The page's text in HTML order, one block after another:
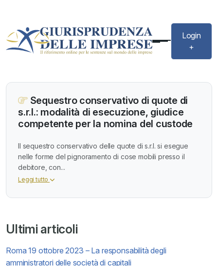
Login
+
Ultimi articoli
Roma 19 ottobre 2023 – La responsabilità degli
amministratori delle società di capitali
Sequestro conservativo di quote di
s.r.l.: modalità di esecuzione, giudice
competente per la nomina del custode
Il sequestro conservativo delle quote di s.r.l. si esegue
nelle forme del pignoramento di cose mobili presso il
debitore, con...
Leggi tutto